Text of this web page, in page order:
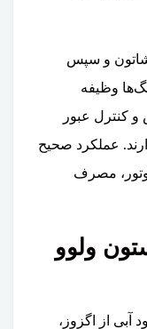
شاتون و سپس
وظیفه
کنترل عبور
عملکرد صحیح
مصرف
ولوو
از اگزوز،